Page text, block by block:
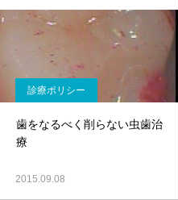
診療ポリシー
歯をなるべく削らない虫歯治
療
2015.09.08